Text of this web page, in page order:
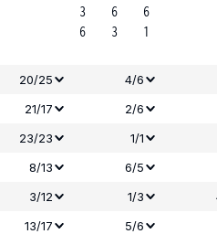
3
6
6
3
6
1
20/25
4/6
21/17 2/6
23/23 1/1
8/13
6/5
3/12 1/3
13/17 5/6